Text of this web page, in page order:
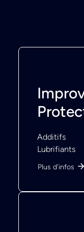
Additifs
Lubrifiants
Plus d'infos